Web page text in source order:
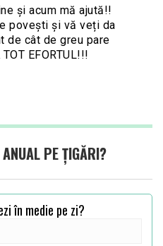
și acum mă ajută!!
povești și vă veți da
de cât de greu pare
EFORTUL!!!
PE ȚIGĂRI?
în medie pe zi?